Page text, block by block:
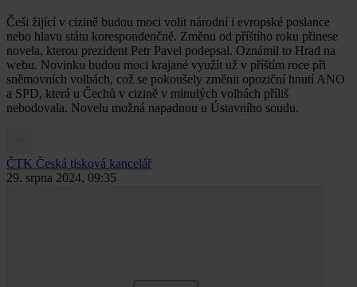
Češi žijící v cizině budou moci volit národní i evropské poslance
nebo hlavu státu korespondenčně. Změnu od příštího roku přinese
novela, kterou prezident Petr Pavel podepsal. Oznámil to Hrad na
webu. Novinku budou moci krajané využít už v příštím roce při
sněmovních volbách, což se pokoušely změnit opoziční hnutí ANO
a SPD, která u Čechů v cizině v minulých volbách příliš
nebodovala. Novelu možná napadnou u Ústavního soudu.
ČTK Česká tisková kancelář
29. srpna 2024, 09:35